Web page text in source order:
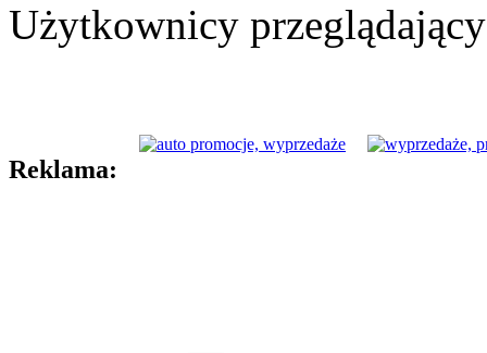
Użytkownicy
Reklama: